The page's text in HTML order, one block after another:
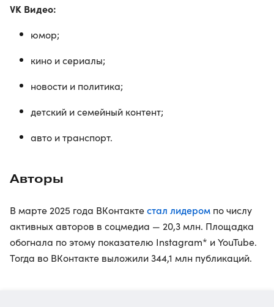
VK Видео:
юмор;
кино и сериалы;
новости и политика;
детский и семейный контент;
авто и транспорт.
Авторы
В марте 2025 года ВКонтактестал лидером по числу
активных авторов в соцмедиа — 20,3 млн. Площадка
обогнала по этому показателю Instagram* и YouTube.
Тогда во ВКонтакте выложили 344,1 млн публикаций.